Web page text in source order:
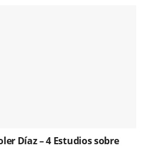
Díaz – 4 Estudios sobre